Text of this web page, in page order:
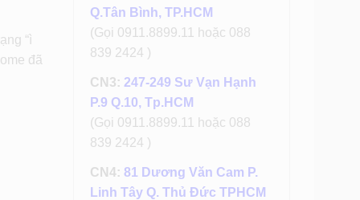
“ì
đã
Q.Tân Bình, TP.HCM
(Gọi 0911.8899.11 hoặc 088
839 2424 )
CN3: 247-249 Sư Vạn Hạnh
P.9 Q.10, Tp.HCM
(Gọi 0911.8899.11 hoặc 088
839 2424 )
CN4: 81 Dương Văn Cam P.
Linh Tây Q. Thủ Đức TPHCM